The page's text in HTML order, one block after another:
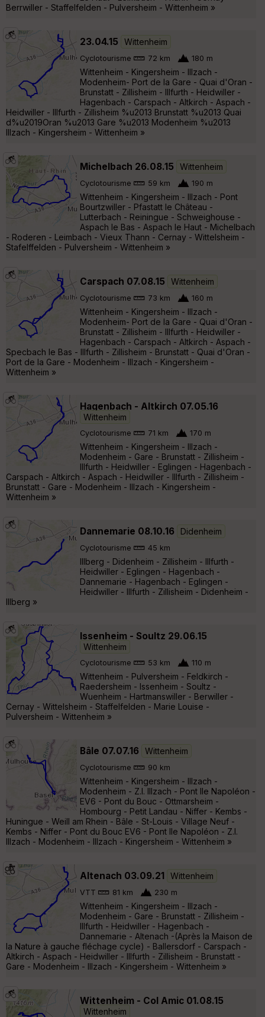
Berrwiller - Staffelfelden - Pulversheim - Wittenheim »
23.04.15 Wittenheim
Cyclotourisme 72 km 180 m
Wittenheim - Kingersheim - Illzach -
Modenheim- Port de la Gare - Quai d'Oran -
Brunstatt - Zillisheim - Illfurth - Heidwiller -
Hagenbach - Carspach - Altkirch - Aspach -
Heidwiller - Illfurth - Zillisheim %u2013 Brunstatt %u2013 Quai
d%u2019Oran %u2013 Gare %u2013 Modenheim %u2013
Illzach - Kingersheim - Wittenheim »
Michelbach 26.08.15 Wittenheim
Cyclotourisme 59 km 190 m
Wittenheim - Kingersheim - Illzach - Pont
Bourtzwiller - Pfastatt le Château -
Lutterbach - Reiningue - Schweighouse -
Aspach le Bas - Aspach le Haut - Michelbach
- Roderen - Leimbach - Vieux Thann - Cernay - Wittelsheim -
Stafelffelden - Pulversheim - Wittenheim »
Carspach 07.08.15 Wittenheim
Cyclotourisme 73 km 160 m
Wittenheim - Kingersheim - Illzach -
Modenheim- Port de la Gare - Quai d'Oran -
Brunstatt - Zillisheim - Illfurth - Heidwiller -
Hagenbach - Carspach - Altkirch - Aspach -
Specbach le Bas - Illfurth - Zillisheim - Brunstatt - Quai d'Oran -
Port de la Gare - Modenheim - Illzach - Kingersheim -
Wittenheim »
Hagenbach - Altkirch 07.05.16
Wittenheim
Cyclotourisme 71 km 170 m
Wittenheim - Kingersheim - Illzach -
Modenheim - Gare - Brunstatt - Zillisheim -
Illfurth - Heidwiller - Eglingen - Hagenbach -
Carspach - Altkirch - Aspach - Heidwiller - Illfurth - Zillisheim -
Brunstatt - Gare - Modenheim - Illzach - Kingersheim -
Wittenheim »
Dannemarie 08.10.16 Didenheim
Cyclotourisme 45 km
Illberg - Didenheim - Zillisheim - Illfurth -
Heidwiller - Eglingen - Hagenbach -
Dannemarie - Hagenbach - Eglingen -
Heidwiller - Illfurth - Zillisheim - Didenheim -
Illberg »
Issenheim - Soultz 29.06.15
Wittenheim
Cyclotourisme 53 km 110 m
Wittenheim - Pulversheim - Feldkirch -
Raedersheim - Issenheim - Soultz -
Wuenheim - Hartmanswiller - Berwiller -
Cernay - Wittelsheim - Staffelfelden - Marie Louise -
Pulversheim - Wittenheim »
Bâle 07.07.16 Wittenheim
Cyclotourisme 90 km
Wittenheim - Kingersheim - Illzach -
Modenheim - Z.I. Illzach - Pont Ile Napoléon -
EV6 - Pont du Bouc - Ottmarsheim -
Hombourg - Petit Landau - Niffer - Kembs -
Huningue - Weill am Rhein - Bâle - St-Louis - Village Neuf -
Kembs - Niffer - Pont du Bouc EV6 - Pont Ile Napoléon - Z.I.
Illzach - Modenheim - Illzach - Kingersheim - Wittenheim »
Altenach 03.09.21 Wittenheim
VTT 81 km 230 m
Wittenheim - Kingersheim - Illzach -
Modenheim - Gare - Brunstatt - Zillisheim -
Illfurth - Heidwiller - Hagenbach -
Dannemarie - Altenach -(Après la Maison de
la Nature à gauche fléchage cycle) - Ballersdorf - Carspach -
Altkirch - Aspach - Heidwiller - Illfurth - Zillisheim - Brunstatt -
Gare - Modenheim - Illzach - Kingersheim - Wittenheim »
Wittenheim - Col Amic 01.08.15
Wittenheim